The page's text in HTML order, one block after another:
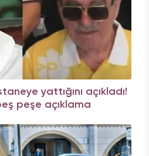
yattığını açıkladı!
peşe açıklama